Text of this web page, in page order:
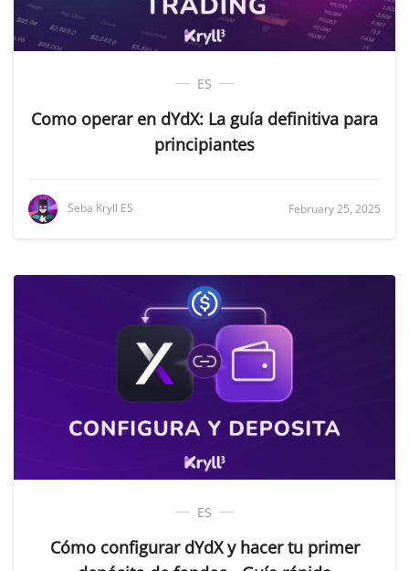
ES
Como operar en dYdX: La guía definitiva para
principiantes
Seba Kryll ES February 25, 2025
ES
Cómo configurar dYdX y hacer tu primer